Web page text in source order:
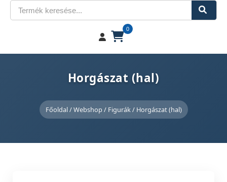
Keresés
0
Horgászat (hal)
Főoldal/Webshop / Figurák/ Horgászat (hal)